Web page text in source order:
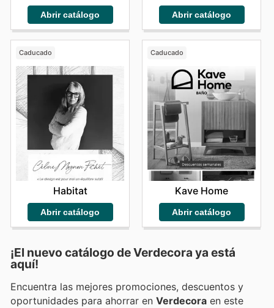
Abrir catálogo Abrir catálogo
Caducado
Habitat
Abrir catálogo
Caducado
Kave Home
Abrir catálogo
¡El nuevo catálogo deVerdecora ya está
aquí!
Encuentra las mejores promociones, descuentos y
oportunidades para ahorrar en Verdecora en este